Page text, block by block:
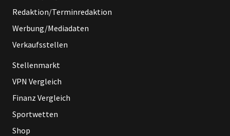
Redaktion/Terminredaktion
Werbung/Mediadaten
Verkaufsstellen
Stellenmarkt
VPN Vergleich
Finanz Vergleich
Sportwetten
Shop